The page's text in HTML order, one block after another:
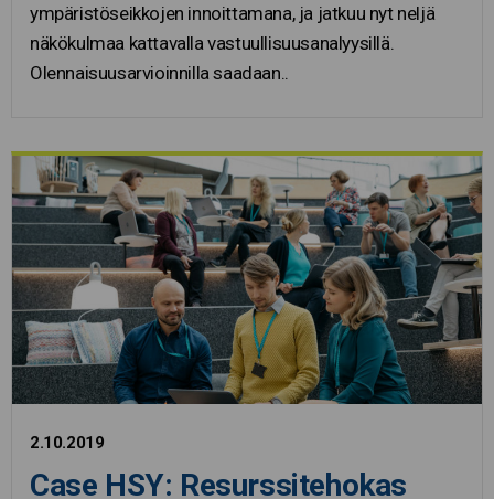
ympäristöseikkojen innoittamana, ja jatkuu nyt neljä
näkökulmaa kattavalla vastuullisuusanalyysillä.
Olennaisuusarvioinnilla saadaan..
2.10.2019
Case HSY: Resurssitehokas